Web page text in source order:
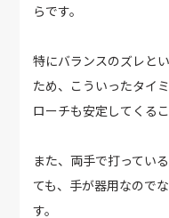
らです。
特にバランスのズレと
ため、こういったタイ
ローチも安定してくるこ
また、両手で打ってい
ても、手が器用なので
す。